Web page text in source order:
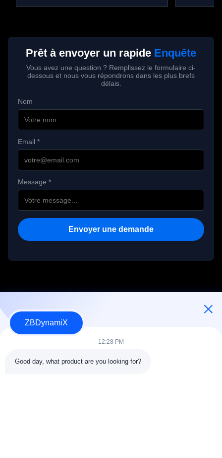
Prêt à envoyer un rapide Enquête
Vous avez une question ? Remplissez le formulaire ci-
dessous et nous vous répondrons dans les plus brefs
délais.
Nom
Email *
Message *
Envoyer une demande
Concepteur et fabricant de batteries et d'actionneurs de robots
humanoïdes.
ZBDynamiX
12:28 PM
Good day, what product are you looking for?